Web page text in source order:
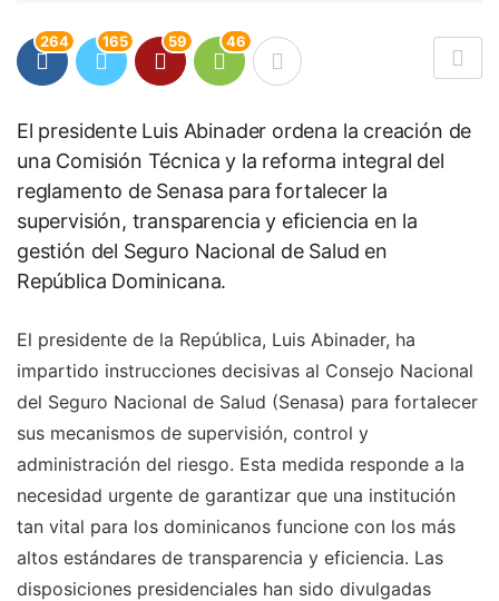
264 165 59 46
El presidente Luis Abinader ordena la creación de
una Comisión Técnica y la reforma integral del
reglamento de Senasa para fortalecer la
supervisión, transparencia y eficiencia en la
gestión del Seguro Nacional de Salud en
República Dominicana.
El presidente de la República, Luis Abinader, ha
impartido instrucciones decisivas al Consejo Nacional
del Seguro Nacional de Salud (Senasa) para fortalecer
sus mecanismos de supervisión, control y
administración del riesgo. Esta medida responde a la
necesidad urgente de garantizar que una institución
tan vital para los dominicanos funcione con los más
altos estándares de transparencia y eficiencia. Las
disposiciones presidenciales han sido divulgadas